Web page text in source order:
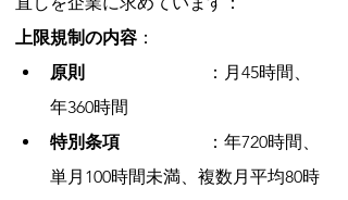
上限規制の内容 ：
原則
：月45時間、
年360時間
特別条項
：年720時間、
単月100時間未満、複数月平均80時